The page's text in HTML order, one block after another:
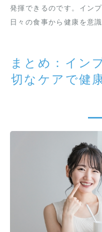
発揮できるのです。イン
日々の食事から健康を意
まとめ：イン
切なケアで健